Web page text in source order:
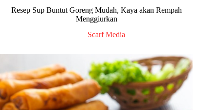
Resep Sup Buntut Goreng Mudah, Kaya akan Rempah
Menggiurkan
Scarf Media